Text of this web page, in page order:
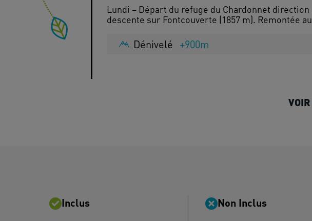
Lundi – Départ du refuge du Chardonnet
Dénivelé +900m
Inclus Non Inclus